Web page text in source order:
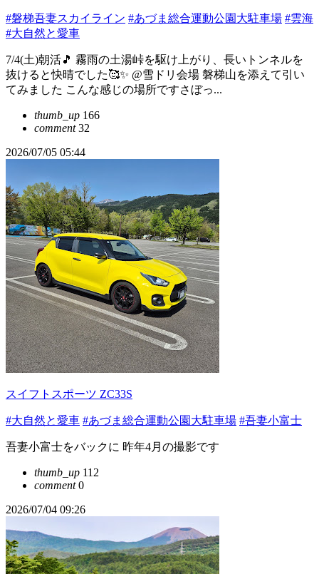
#磐梯吾妻スカイライン #あづま総合運動公園大駐車場 #雲海
#大自然と愛車
7/4(土)朝活🎵 霧雨の土湯峠を駆け上がり、長いトンネルを
抜けると快晴でした🥰✨ @雪ドリ会場 磐梯山を添えて引い
てみました こんな感じの場所ですさぼっ...
thumb_up 166
comment32
2026/07/05 05:44
スイフトスポーツ ZC33S
#大自然と愛車 #あづま総合運動公園大駐車場 #吾妻小富士
吾妻小富士をバックに 昨年4月の撮影です
thumb_up 112
comment0
2026/07/04 09:26